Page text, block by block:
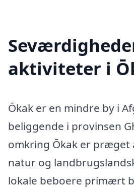
aktiviteter i
Ōkak er en mindre by i
beliggende i provinsen
omkring Ōkak er præget
natur og
lokale beboere primært